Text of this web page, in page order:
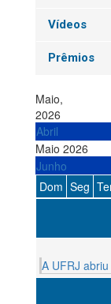
Vídeos
Prêmios
Maio,
2026
Abril
Maio 2026
Junho
Dom Seg
A UFRJ